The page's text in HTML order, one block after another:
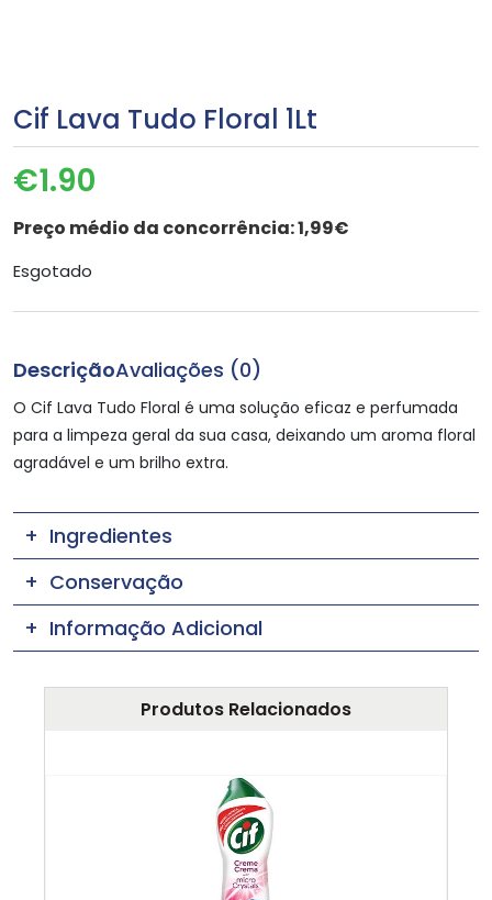
Cif Lava Tudo Floral 1Lt
€1.90
Preço médio da concorrência:1,99€
Esgotado
DescriçãoAvaliações (0)
O Cif Lava Tudo Floral é uma solução eficaz e perfumada
para a limpeza geral da sua casa, deixando um aroma floral
agradável e um brilho extra.
Ingredientes
Conservação
Informação Adicional
Produtos Relacionados